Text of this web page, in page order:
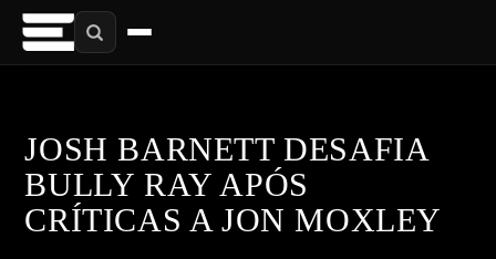
JOSH BARNETT DESAFIA
BULLY RAY APÓS
CRÍTICAS A JON MOXLEY